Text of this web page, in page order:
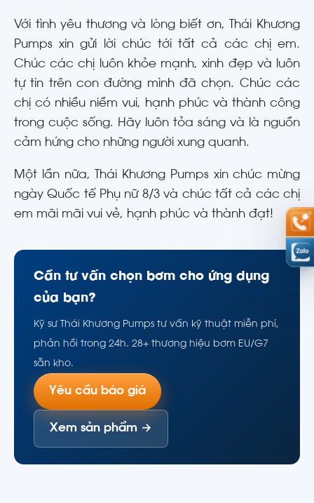
Với tình yêu thương và lòng biết ơn, Thái Khương
Pumps xin gửi lời chúc tới tất cả các chị em.
Chúc các chị luôn khỏe mạnh, xinh đẹp và luôn
tự tin trên con đường mình đã chọn. Chúc các
chị có nhiều niềm vui, hạnh phúc và thành công
trong cuộc sống. Hãy luôn tỏa sáng và là nguồn
cảm hứng cho những người xung quanh.
Một lần nữa, Thái Khương Pumps xin chúc mừng
ngày Quốc tế Phụ nữ 8/3 và chúc tất cả các chị
em mãi mãi vui vẻ, hạnh phúc và thành đạt!
Cần tư vấn chọn bơm cho ứng dụng
của bạn?
Kỹ sư Thái Khương Pumps tư vấn kỹ thuật miễn phí,
phản hồi trong 24h. 28+ thương hiệu bơm EU/G7
sẵn kho.
Yêu cầu báo giá
Xem sản phẩm →